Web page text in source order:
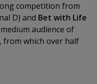
competition from
D) and Bet with Life
audience of
from which over half